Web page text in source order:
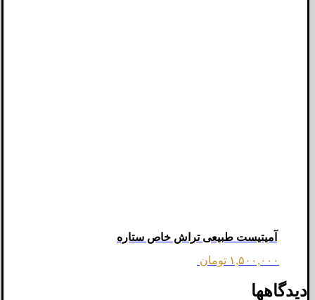
آمیتیست طبیعی تراش خاص ستاره
۱,۵۰۰,۰۰۰ تومان
دیدگاهها